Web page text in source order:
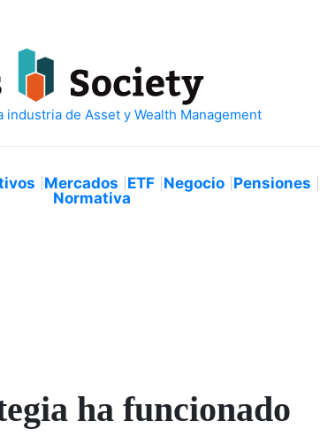
Mercados ETF Negocio Pensiones
Normativa
ha funcionado